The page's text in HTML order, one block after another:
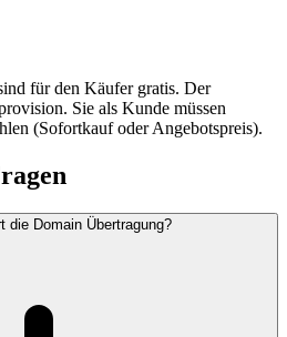
für den Käufer gratis. Der
Sie als Kunde müssen
(Sofortkauf oder Angebotspreis).
die Domain Übertragung?